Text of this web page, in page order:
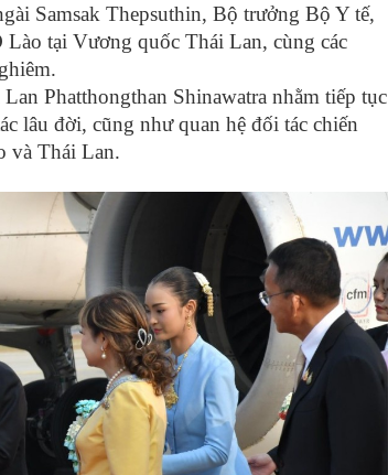
Samsak Thepsuthin, Bộ trưởng Bộ Y tế,
tại Vương quốc Thái Lan, cùng các
Phatthongthan Shinawatra nhằm tiếp tục
lâu đời, cũng như quan hệ đối tác chiến
và Thái Lan.